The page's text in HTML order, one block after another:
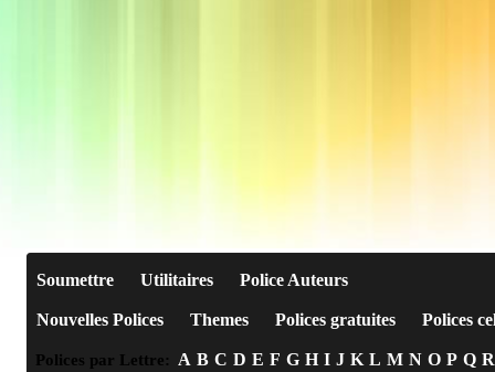
Soumettre Utilitaires Police Auteurs
Nouvelles Polices Themes Polices gratuites Polices
Polices par Lettre: A B C D E F G H I J K L M N O P Q R